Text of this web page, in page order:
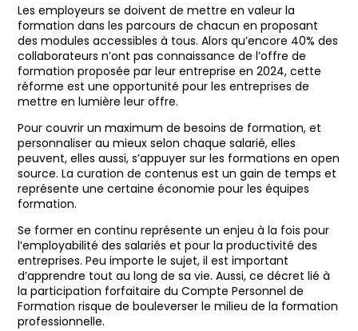
Les employeurs se doivent de mettre en valeur la
formation dans les parcours de chacun en proposant
des modules accessibles à tous. Alors qu’encore 40% des
collaborateurs n’ont pas connaissance de l’offre de
formation proposée par leur entreprise en 2024, cette
réforme est une opportunité pour les entreprises de
mettre en lumière leur offre.
Pour couvrir un maximum de besoins de formation, et
personnaliser au mieux selon chaque salarié, elles
peuvent, elles aussi, s’appuyer sur les formations en open
source. La curation de contenus est un gain de temps et
représente une certaine économie pour les équipes
formation.
Se former en continu représente un enjeu à la fois pour
l’employabilité des salariés et pour la productivité des
entreprises. Peu importe le sujet, il est important
d’apprendre tout au long de sa vie. Aussi, ce décret lié à
la participation forfaitaire du Compte Personnel de
Formation risque de bouleverser le milieu de la formation
professionnelle.